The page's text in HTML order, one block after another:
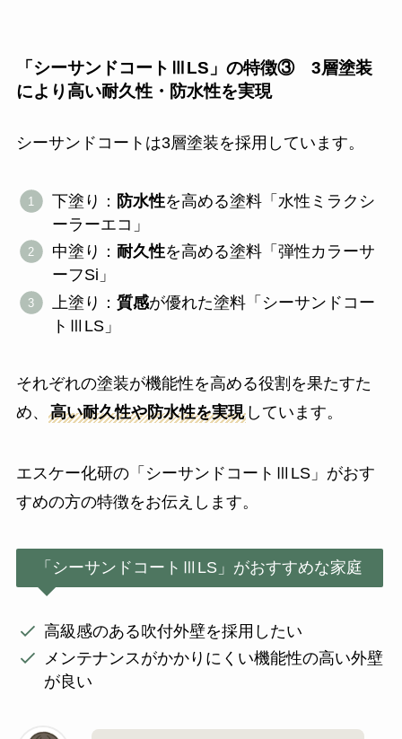
「シーサンドコートⅢLS」の特徴③ 3層塗装
により高い耐久性・防水性を実現
シーサンドコートは3層塗装を採用しています。
下塗り： 防水性を高める塗料「水性ミラクシ
ーラーエコ」
中塗り： 耐久性を高める塗料「弾性カラーサ
ーフSi」
上塗り：質感が優れた塗料「シーサンドコー
トⅢLS」
それぞれの塗装が機能性を高める役割を果たすた
め、 高い耐久性や防水性を実現しています。
エスケー化研の「シーサンドコートⅢLS」がおす
すめの方の特徴をお伝えします。
「シーサンドコートⅢLS」がおすすめな家庭
高級感のある吹付外壁を採用したい
メンテナンスがかかりにくい機能性の高い外壁
が良い